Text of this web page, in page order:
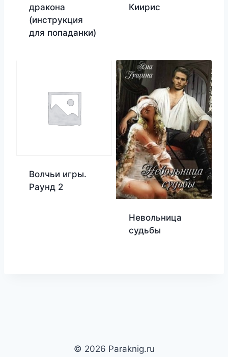
дракона
(инструкция
для попаданки)
Киирис
Волчьи игры.
Раунд 2
Невольница
судьбы
© 2026 Paraknig.ru